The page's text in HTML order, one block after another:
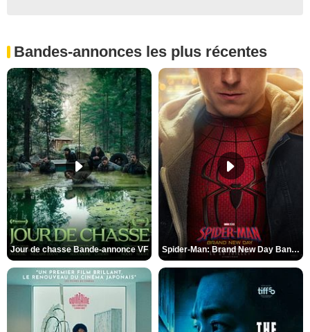
Bandes-annonces les plus récentes
Jour de chasse Bande-annonce VF Spider-Man: Brand New Day Bande-annonce (3) VO STFR